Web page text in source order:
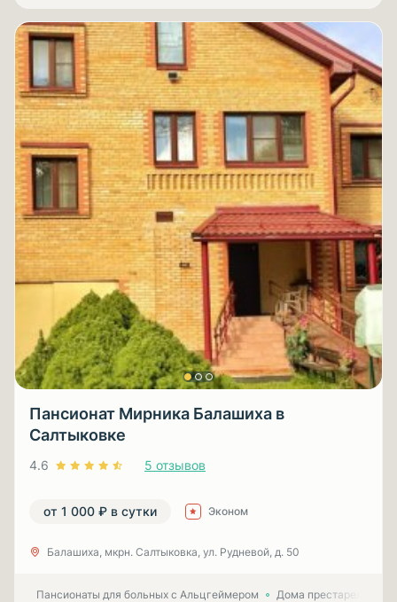
Пансионат Мирника Балашиха в
Салтыковке
4.6 5 отзывов
от 1 000 ₽ в сутки Эконом
Балашиха, мкрн. Салтыковка, ул. Рудневой, д. 50
Пансионаты для больных с Альцгеймером Дома престарелых